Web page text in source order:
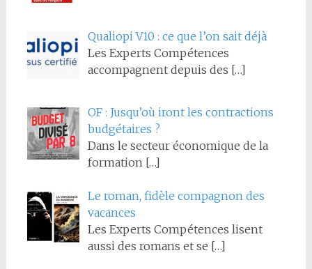
Qualiopi V10 : ce que l’on sait déjà
Les Experts Compétences
accompagnent depuis des […]
OF : Jusqu’où iront les contractions
budgétaires ?
Dans le secteur économique de la
formation […]
Le roman, fidèle compagnon des
vacances
Les Experts Compétences lisent
aussi des romans et se […]